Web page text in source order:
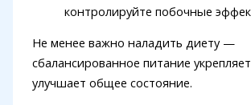
контролируйте побочные
Не менее важно наладить диету —
сбалансированное питание
улучшает общее состояние.